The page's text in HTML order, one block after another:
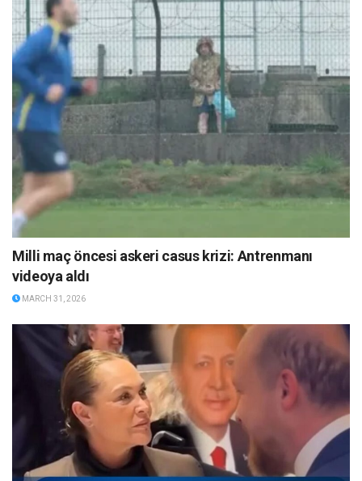
Milli maç öncesi askeri casus krizi: Antrenmanı
videoya aldı
MARCH 31, 2026